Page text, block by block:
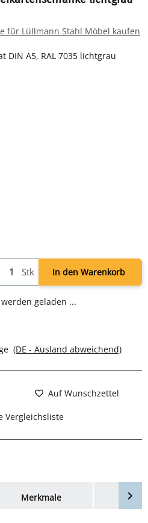
für Lüllmann Stahl Möbel kaufen
DIN A5, RAL 7035 lichtgrau
Stk In den Warenkorb
geladen ...
(DE - Ausland abweichend)
Auf Wunschzettel
Vergleichsliste
Merkmale